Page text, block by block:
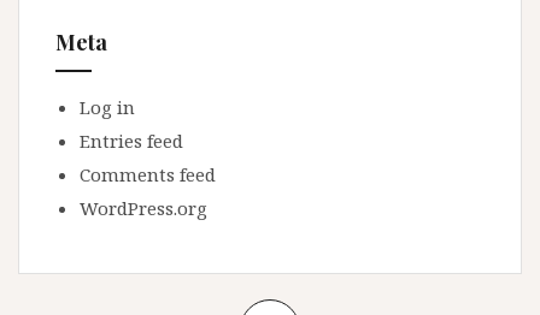
Meta
Log in
Entries feed
Comments feed
WordPress.org